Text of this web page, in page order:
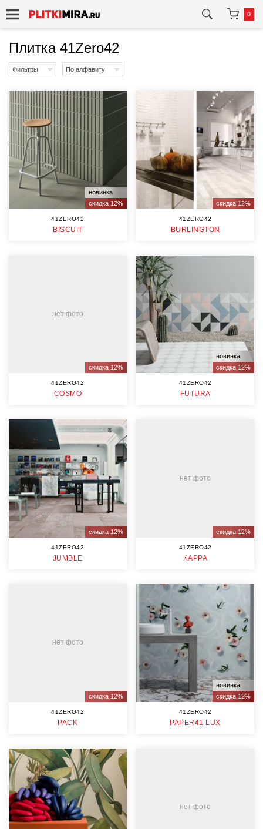
0
Плитка 41Zero42
Фильтры По алфавиту
новинка
скидка 12%
41ZERO42
BISCUIT
скидка 12%
41ZERO42
BURLINGTON
нет фото
скидка 12%
41ZERO42
COSMO
новинка
скидка 12%
41ZERO42
FUTURA
скидка 12%
41ZERO42
JUMBLE
нет фото
скидка 12%
41ZERO42
KAPPA
нет фото
скидка 12%
41ZERO42
PACK
новинка
скидка 12%
41ZERO42
PAPER41 LUX
нет фото